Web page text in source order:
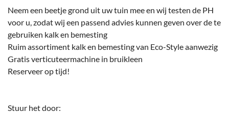
Neem een beetje grond uit uw tuin mee en wij testen de PH
voor u, zodat wij een passend advies kunnen geven over de te
gebruiken kalk en bemesting
Ruim assortiment kalk en bemesting van Eco-Style aanwezig
Gratis verticuteermachine in bruikleen
Reserveer op tijd!
Stuur het door: